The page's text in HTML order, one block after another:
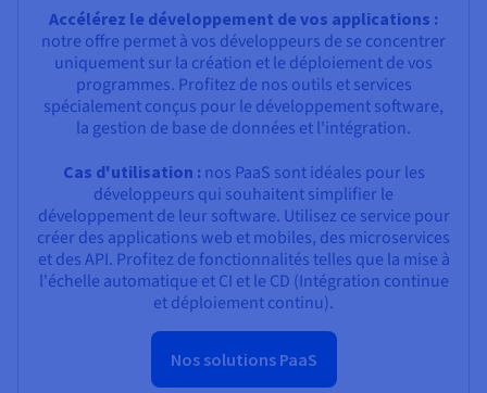
Accélérez le développement de vos applications :
notre offre permet à vos développeurs de se concentrer
uniquement sur la création et le déploiement de vos
programmes. Profitez de nos outils et services
spécialement conçus pour le développement software,
la gestion de base de données et l'intégration.
Cas d'utilisation : nos PaaS sont idéales pour les
développeurs qui souhaitent simplifier le
développement de leur software. Utilisez ce service pour
créer des applications web et mobiles, des microservices
et des API. Profitez de fonctionnalités telles que la mise à
l'échelle automatique et CI et le CD (Intégration continue
et déploiement continu).
Nos solutions PaaS